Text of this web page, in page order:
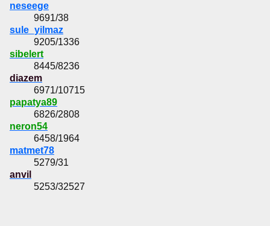
neseege
9691/38
sule_yilmaz
9205/1336
sibelert
8445/8236
diazem
6971/10715
papatya89
6826/2808
neron54
6458/1964
matmet78
5279/31
anvil
5253/32527